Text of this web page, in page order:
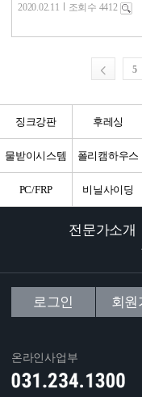
2020.02.11 조회수 4412
5
징크강판 후레싱
물받이시스템 폴리캠하우스
PC/FRP 비닐사이딩
전문가소개
로그인 회원
온라인사업부